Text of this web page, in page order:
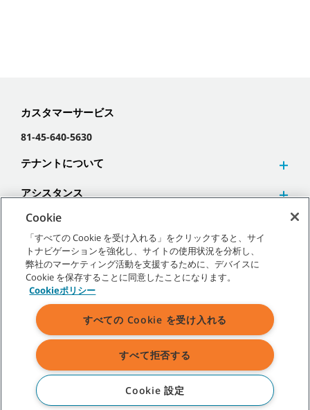
カスタマーサービス
81-45-640-5630
テナントについて
アシスタンス
©2026テナントカンパニー 無断複写･転載を禁じます。
サイトマップ|一般ポリシー|利用規約|販売条件
表示されている弊社商標およびロゴに関するすべての権利はテナント
カンパニーあるいはその関連会社、子会社に帰属します。
Cookie
「すべての Cookie を受け入れる」をクリックすると、サイ
トナビゲーションを強化し、サイトの使用状況を分析し、
弊社のマーケティング活動を支援するために、デバイスに
Cookie を保存することに同意したことになります。
Cookieポリシー
すべての Cookie を受け入れる
すべて拒否する
Cookie 設定